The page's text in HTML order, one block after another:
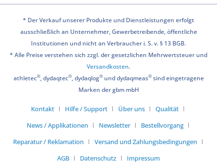
* Der Verkauf unserer Produkte und Dienstleistungen erfolgt
ausschließlich an Unternehmer, Gewerbetreibende, öffentliche
Institutionen und nicht an Verbraucher i. S. v. § 13 BGB.
* Alle Preise verstehen sich zzgl. der gesetzlichen Mehrwertsteuer und
Versandkosten.
athletec®, dydaqtec®, dydaqlog®und dydaqmeas®sind eingetragene
Marken der gbm mbH
Kontakt Hilfe / Support Über uns
Qualität
News / Applikationen
Newsletter
Bestellvorgang
Reparatur / Reklamation
Versand und Zahlungsbedingungen
AGB
Datenschutz Impressum